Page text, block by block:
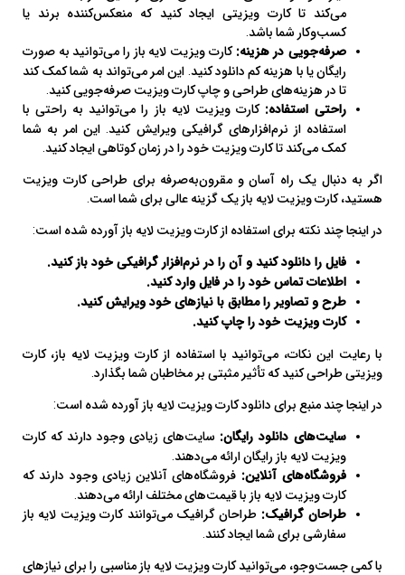
می‌کند تا کارت ویزیتی ایجاد کنید که منعکس‌کننده برند یا
کسب‌وکار شما باشد.
صرفه‌جویی در هزینه: کارت ویزیت لایه باز را می‌توانید به صورت
رایگان یا با هزینه کم دانلود کنید. این امر می‌تواند به شما کمک کند
تا در هزینه‌های طراحی و چاپ کارت ویزیت صرفه‌جویی کنید.
راحتی استفاده: کارت ویزیت لایه باز را می‌توانید به راحتی با
استفاده از نرم‌افزارهای گرافیکی ویرایش کنید. این امر به شما
کمک می‌کند تا کارت ویزیت خود را در زمان کوتاهی ایجاد کنید.
اگر به دنبال یک راه آسان و مقرون‌به‌صرفه برای طراحی کارت ویزیت
هستید، کارت ویزیت لایه باز یک گزینه عالی برای شما است.
در اینجا چند نکته برای استفاده از کارت ویزیت لایه باز آورده شده است:
فایل را دانلود کنید و آن را در نرم‌افزار گرافیکی خود باز کنید.
اطلاعات تماس خود را در فایل وارد کنید.
طرح و تصاویر را مطابق با نیازهای خود ویرایش کنید.
کارت ویزیت خود را چاپ کنید.
با رعایت این نکات، می‌توانید با استفاده از کارت ویزیت لایه باز، کارت
ویزیتی طراحی کنید که تأثیر مثبتی بر مخاطبان شما بگذارد.
در اینجا چند منبع برای دانلود کارت ویزیت لایه باز آورده شده است:
سایت‌های دانلود رایگان: سایت‌های زیادی وجود دارند که کارت
ویزیت لایه باز رایگان ارائه می‌دهند.
فروشگاه‌های آنلاین: فروشگاه‌های آنلاین زیادی وجود دارند که
کارت ویزیت لایه باز با قیمت‌های مختلف ارائه می‌دهند.
طراحان گرافیک: طراحان گرافیک می‌توانند کارت ویزیت لایه باز
سفارشی برای شما ایجاد کنند.
با کمی جست‌وجو، می‌توانید کارت ویزیت لایه باز مناسبی را برای نیازهای